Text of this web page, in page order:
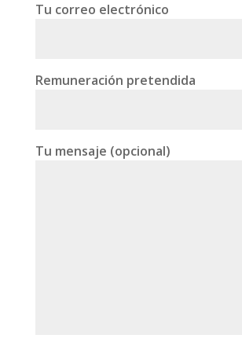
Tu correo electrónico
Remuneración pretendida
Tu mensaje (opcional)